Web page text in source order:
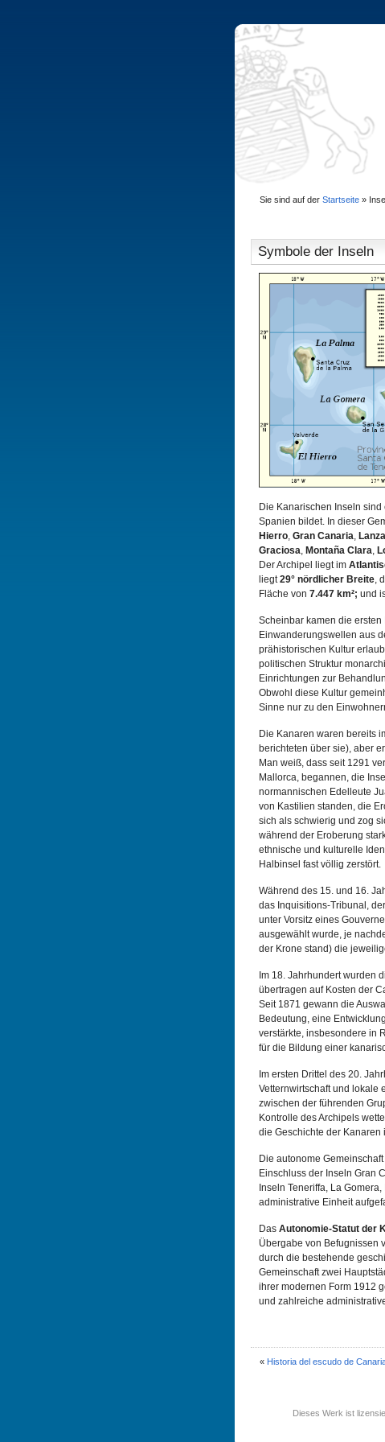
Sie sind auf der Startseite»
Symbole der Inseln
Die Kanarischen Inseln
Spanien bildet. In dieser
Hierro, Gran Canaria,
Graciosa, Montaña Clara,
Der Archipel liegt im
liegt29° nördlicher Breite,
Fläche von 7.447 km²; und
Scheinbar kamen die
Einwanderungswellen aus
prähistorischen Kultur
politischen Struktur
Einrichtungen zur
Obwohl diese Kultur
Sinne nur zu den
Die Kanaren waren bereits
berichteten über sie), aber
Man weiß, dass seit 1291
Mallorca, begannen, die
normannischen Edelleute
von Kastilien standen, die
sich als schwierig und zog
während der Eroberung
ethnische und kulturelle
Halbinsel fast völlig zerstört.
Während des 15. und 16.
das Inquisitions-Tribunal,
unter Vorsitz eines
ausgewählt wurde, je
der Krone stand) die
Im 18. Jahrhundert wurden
übertragen auf Kosten der
Seit 1871 gewann die
Bedeutung, eine
verstärkte, insbesondere in
für die Bildung einer
Im ersten Drittel des 20.
Vetternwirtschaft und lokale
zwischen der führenden
Kontrolle des Archipels
die Geschichte der Kanaren
Die autonome
Einschluss der Inseln Gran
Inseln Teneriffa, La
administrative Einheit
Das Autonomie-Statut der
Übergabe von Befugnissen
durch die bestehende
Gemeinschaft zwei
ihrer modernen Form 1912
und zahlreiche
« Historia del escudo de
Dieses Werk ist